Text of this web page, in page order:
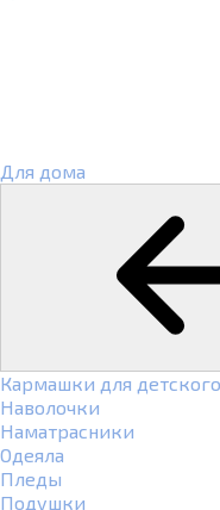
Для дома
Кармашки для
Наволочки
Наматрасники
Одеяла
Пледы
Подушки